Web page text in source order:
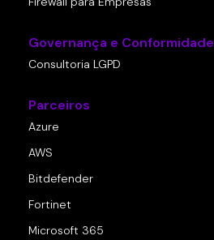
Governança e Conformidade
Consultoria LGPD
Parceiros
Azure
AWS
Bitdefender
Fortinet
Microsoft 365